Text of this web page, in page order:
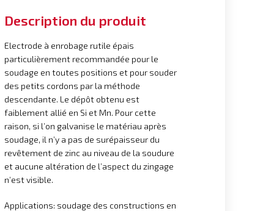
Description du produit
Electrode à enrobage rutile épais
particulièrement recommandée pour le
soudage en toutes positions et pour souder
des petits cordons par la méthode
descendante. Le dépôt obtenu est
faiblement allié en Si et Mn. Pour cette
raison, si l’on galvanise le matériau après
soudage, il n’y a pas de surépaisseur du
revêtement de zinc au niveau de la soudure
et aucune altération de l’aspect du zingage
n’est visible.
Applications: soudage des constructions en